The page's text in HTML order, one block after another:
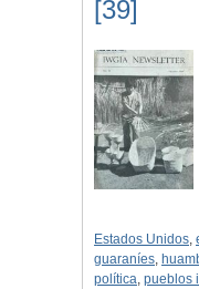
[39]
Estados Unidos,
guaraníes,
política, pueblos